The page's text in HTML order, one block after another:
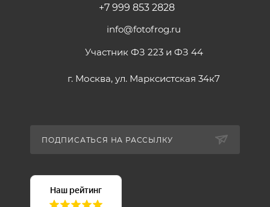
+7 999 853 2828
info@fotofrog.ru
Участник ФЗ 223 и ФЗ 44
г. Москва, ул. Марксистская 34к7
ПОДПИСАТЬСЯ НА РАССЫЛКУ